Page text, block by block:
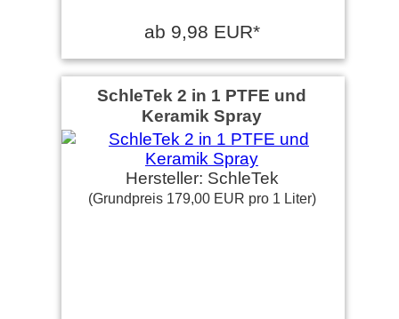
ab 9,98 EUR*
SchleTek 2 in 1 PTFE und
Keramik Spray
Hersteller: SchleTek
(Grundpreis 179,00 EUR pro 1 Liter)